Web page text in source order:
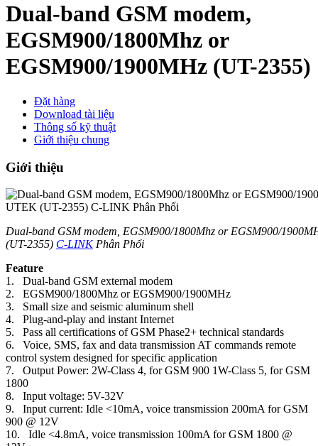
Dual-band GSM modem,
EGSM900/1800Mhz or
EGSM900/1900MHz (UT-2355)
Đặt hàng
Download tài liệu
Thông số kỹ thuật
Giới thiệu chung
Giới thiệu
Dual-band GSM modem, EGSM900/1800Mhz or EGSM900/
(UT-2355) C-LINKPhân Phối
Feature
1. Dual-band GSM external modem
2. EGSM900/1800Mhz or EGSM900/1900MHz
3. Small size and seismic aluminum shell
4. Plug-and-play and instant Internet
5. Pass all certifications of GSM Phase2+ technical standards
6. Voice, SMS, fax and data transmission AT commands remote
control system designed for specific application
7. Output Power: 2W-Class 4, for GSM 900 1W-Class 5, for GSM
1800
8. Input voltage: 5V-32V
9. Input current: Idle <10mA, voice transmission 200mA for GSM
900 @ 12V
10. Idle <4.8mA, voice transmission 100mA for GSM 1800 @